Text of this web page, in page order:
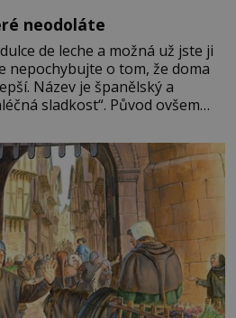
neodoláte
de leche a možná už jste ji
nepochybujte o tom, že doma
Název je španělský a
sladkost“. Původ ovšem
zemí a k tomu